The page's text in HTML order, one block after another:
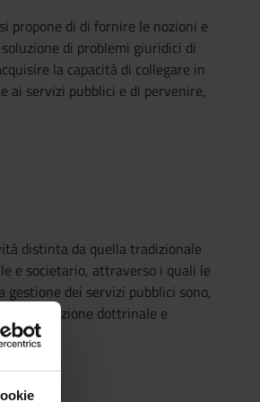
propone di di fornire le nozioni e
di problemi giuridici di
la capacità di collegare in
ai servizi pubblici e di pervenire,
distinta da quella tradizionale
e societario, attraverso i quali le
dei servizi pubblici sono,
dottrinale e